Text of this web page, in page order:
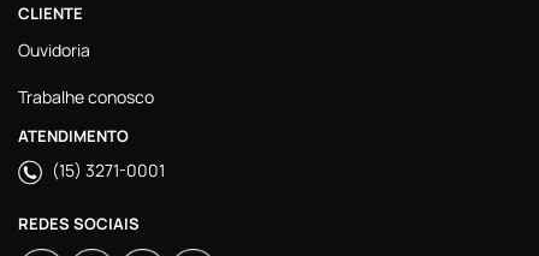
CLIENTE
Ouvidoria
Trabalhe conosco
ATENDIMENTO
(15) 3271-0001
REDES SOCIAIS